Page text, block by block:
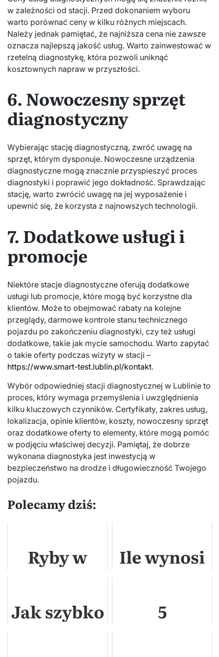
w zależności od stacji. Przed dokonaniem wyboru
warto porównać ceny w kilku różnych miejscach.
Należy jednak pamiętać, że najniższa cena nie zawsze
oznacza najlepszą jakość usług. Warto zainwestować w
rzetelną diagnostykę, która pozwoli uniknąć
kosztownych napraw w przyszłości.
6. Nowoczesny sprzęt
diagnostyczny
Wybierając stację diagnostyczną, zwróć uwagę na
sprzęt, którym dysponuje. Nowoczesne urządzenia
diagnostyczne mogą znacznie przyspieszyć proces
diagnostyki i poprawić jego dokładność. Sprawdzając
stację, warto zwrócić uwagę na jej wyposażenie i
upewnić się, że korzysta z najnowszych technologii.
7. Dodatkowe usługi i
promocje
Niektóre stacje diagnostyczne oferują dodatkowe
usługi lub promocje, które mogą być korzystne dla
klientów. Może to obejmować rabaty na kolejne
przeglądy, darmowe kontrole stanu technicznego
pojazdu po zakończeniu diagnostyki, czy też usługi
dodatkowe, takie jak mycie samochodu. Warto zapytać
o takie oferty podczas wizyty w stacji –
https://www.smart-test.lublin.pl/kontakt.
Wybór odpowiedniej stacji diagnostycznej w Lublinie to
proces, który wymaga przemyślenia i uwzględnienia
kilku kluczowych czynników. Certyfikaty, zakres usług,
lokalizacja, opinie klientów, koszty, nowoczesny sprzęt
oraz dodatkowe oferty to elementy, które mogą pomóc
w podjęciu właściwej decyzji. Pamiętaj, że dobrze
wykonana diagnostyka jest inwestycją w
bezpieczeństwo na drodze i długowieczność Twojego
pojazdu.
Polecamy dziś:
Ryby w
jak
stworzyć
Ile wynosi
sprzedaży
Jak szybko
5